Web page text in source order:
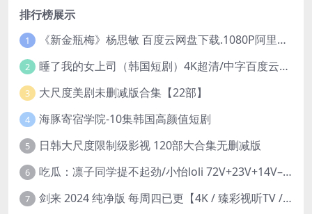
排行榜展示
1 《新金瓶梅》杨思敏 百度云网盘下载.1080P阿里下载.国语中字.(1996)
2 睡了我的女上司（韩国短剧）4K超清/中字百度云网盘下载
3 大尺度美剧未删减版合集【22部】
4 海豚寄宿学院-10集韩国高颜值短剧
5 日韩大尺度限制级影视 120部大合集无删减版
6 吃瓜：凛子同学提不起劲/小怡loli 72V+23V+14V–24.02GB】
7 剑来 2024 纯净版 每周四已更【4K / 臻彩视听TV / 杜比音】附电子书百度网盘下载